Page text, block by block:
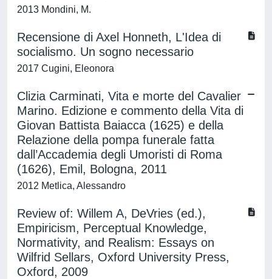
2013 Mondini, M.
Recensione di Axel Honneth, L'Idea di
socialismo. Un sogno necessario
2017 Cugini, Eleonora
Clizia Carminati, Vita e morte del Cavalier
Marino. Edizione e commento della Vita di
Giovan Battista Baiacca (1625) e della
Relazione della pompa funerale fatta
dall’Accademia degli Umoristi di Roma
(1626), Emil, Bologna, 2011
2012 Metlica, Alessandro
Review of: Willem A, DeVries (ed.),
Empiricism, Perceptual Knowledge,
Normativity, and Realism: Essays on
Wilfrid Sellars, Oxford University Press,
Oxford, 2009